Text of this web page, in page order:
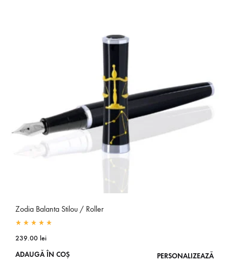
Zodia Balanta Stilou / Roller
239.00 lei
ADAUGĂ ÎN COȘ
PERSONALIZEAZĂ